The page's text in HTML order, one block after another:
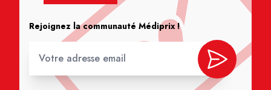
Rejoignez la communauté Médiprix !